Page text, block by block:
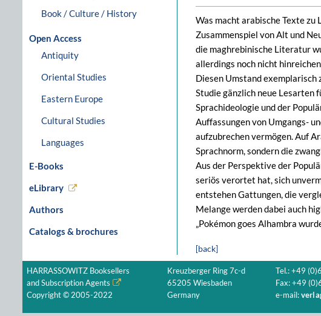
Book / Culture / History
Open Access
Antiquity
Oriental Studies
Eastern Europe
Cultural Studies
Languages
E-Books
eLibrary
Authors
Catalogs & brochures
Was macht arabische Texte
Zusammenspiel von Alt und
die maghrebinische Literatur
allerdings noch nicht
Diesen Umstand
Studie gänzlich neue Lesarten
Sprachideologie und der
Auffassungen von Umgangs-
aufzubrechen vermögen. Auf
Sprachnorm, sondern die
Aus der Perspektive der
seriös verortet hat, sich
entstehen Gattungen, die
Melange werden dabei auch
„Pokémon goes Alhambra
[back]
HARRASSOWITZ Booksellers
and Subscription Agents
Copyright © 2005-2022
Kreuzberger Ring 7c-d
65205 Wiesbaden
Germany
Tel.: +49
Fax: +49
e-mail: